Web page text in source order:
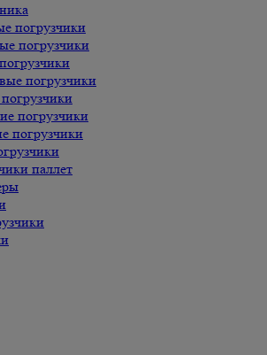
погрузчики
погрузчики
погрузчики
погрузчики
погрузчики
паллет